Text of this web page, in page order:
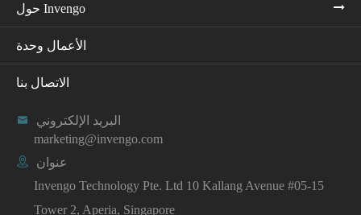
حول Invengo
الأعمال وحدة
الاتصال بنا

البريد الإلكتروني
marketing@invengo.com

عنوان
Invengo Technology Pte. Ltd 10 Kallang Avenue #05-15
Tower 2, Aperia, Singapore